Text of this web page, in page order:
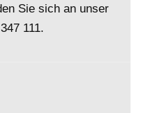
Sie sich an unser
111.